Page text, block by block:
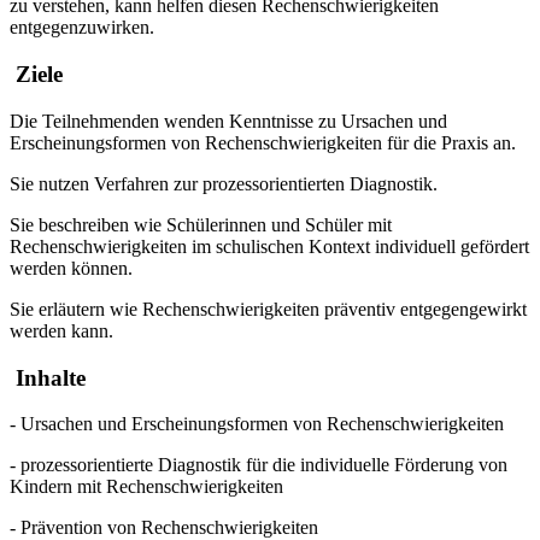
zu verstehen, kann helfen diesen Rechenschwierigkeiten
entgegenzuwirken.
Ziele
Die Teilnehmenden wenden Kenntnisse zu Ursachen und
Erscheinungsformen von Rechenschwierigkeiten für die Praxis an.
Sie nutzen Verfahren zur prozessorientierten Diagnostik.
Sie beschreiben wie Schülerinnen und Schüler mit
Rechenschwierigkeiten im schulischen Kontext individuell gefördert
werden können.
Sie erläutern wie Rechenschwierigkeiten präventiv entgegengewirkt
werden kann.
Inhalte
- Ursachen und Erscheinungsformen von Rechenschwierigkeiten
- prozessorientierte Diagnostik für die individuelle Förderung von
Kindern mit Rechenschwierigkeiten
- Prävention von Rechenschwierigkeiten